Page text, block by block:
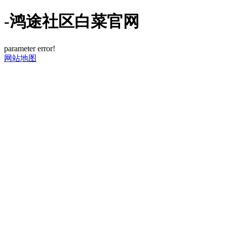
-鸿途社区白菜官网
parameter error!
网站地图